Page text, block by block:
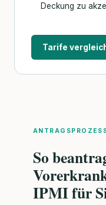
Deckung zu
Tarife
So
IPMI für